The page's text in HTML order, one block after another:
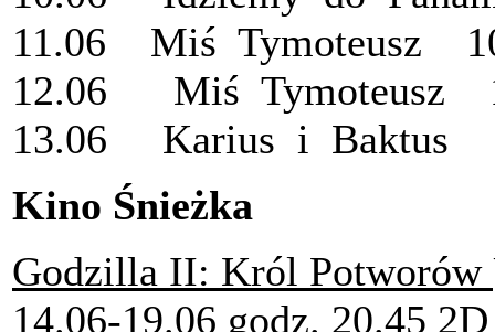
11.06 Miś Tymoteusz
12.06 Miś Tymoteusz
13.06 Karius i Baktus
Kino Śnieżka
Godzilla II: Król Potworów
14.06-19.06 godz. 20.45